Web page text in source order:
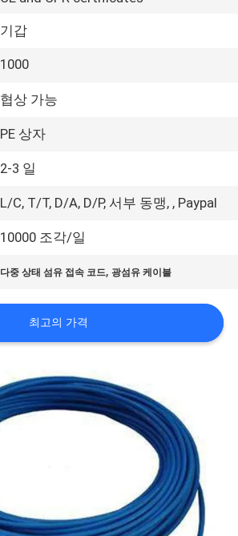
기갑
1000
협상 가능
PE 상자
2-3 일
L/C, T/T, D/A, D/P, 서부 동맹, , Paypal
10000 조각/일
다중 상태 섬유 접속 코드,광섬유 케이블
최고의 가격